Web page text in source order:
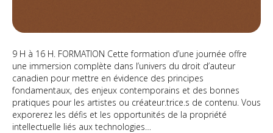
9 H à 16 H. FORMATION Cette formation d’une journée offre
une immersion complète dans l’univers du droit d’auteur
canadien pour mettre en évidence des principes
fondamentaux, des enjeux contemporains et des bonnes
pratiques pour les artistes ou créateur.trice.s de contenu. Vous
exporerez les défis et les opportunités de la propriété
intellectuelle liés aux technologies…